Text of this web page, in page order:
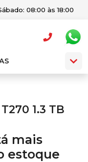
08:00 às 18:00
1.3 TB
mais
estoque